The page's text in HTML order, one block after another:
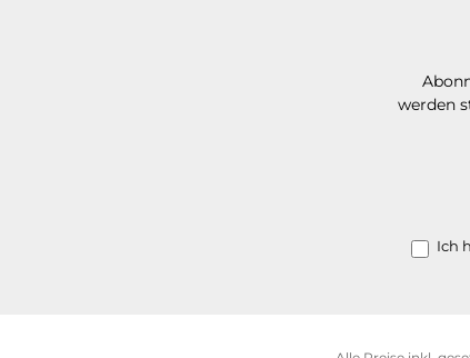
werden
Ich